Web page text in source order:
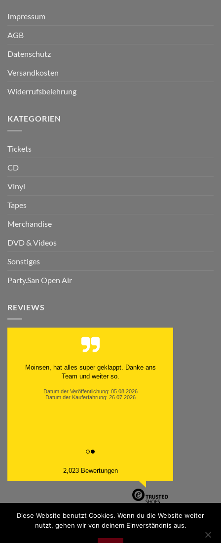
Impressum
AGB
Datenschutz
Versandkosten
Widerrufsbelehrung
KATEGORIEN
Tickets
CD
Vinyl
Tapes
Merchandise
DVD & Videos
Sonstiges
Party.San Open Air
REVIEWS
Moinsen, hat alles super geklappt. Danke ans
Team und weiter so.
Datum der Veröffentlichung: 05.08.2026
Datum der Kauferfahrung: 26.07.2026
2,023 Bewertungen
Diese Website benutzt Cookies. Wenn du die Website weiter
nutzt, gehen wir von deinem Einverständnis aus.